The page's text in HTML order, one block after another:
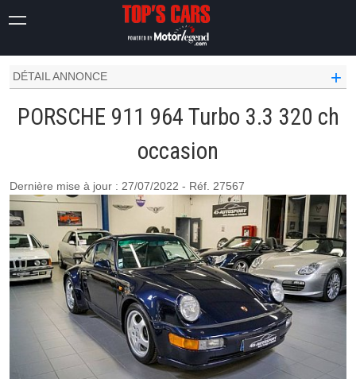
TURBO 3.3 320 CH
DÉTAIL ANNONCE
+
PORSCHE 911 964 Turbo 3.3 320 ch
occasion
Dernière mise à jour : 27/07/2022 - Réf. 27567